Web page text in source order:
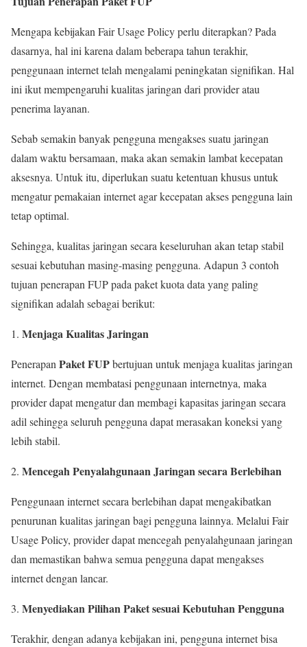
Mengapa kebijakan Fair Usage Policy perlu diterapkan? Pada
dasarnya, hal ini karena dalam beberapa tahun terakhir,
penggunaan internet telah mengalami peningkatan signifikan. Hal
ini ikut mempengaruhi kualitas jaringan dari provider atau
penerima layanan.
Sebab semakin banyak pengguna mengakses suatu jaringan
dalam waktu bersamaan, maka akan semakin lambat kecepatan
aksesnya. Untuk itu, diperlukan suatu ketentuan khusus untuk
mengatur pemakaian internet agar kecepatan akses pengguna lain
tetap optimal.
Sehingga, kualitas jaringan secara keseluruhan akan tetap stabil
sesuai kebutuhan masing-masing pengguna. Adapun 3 contoh
tujuan penerapan FUP pada paket kuota data yang paling
signifikan adalah sebagai berikut:
Menjaga Kualitas Jaringan
PenerapanPaket FUPbertujuan untuk menjaga kualitas jaringan
internet. Dengan membatasi penggunaan internetnya, maka
provider dapat mengatur dan membagi kapasitas jaringan secara
adil sehingga seluruh pengguna dapat merasakan koneksi yang
lebih stabil.
Mencegah Penyalahgunaan Jaringan secara Berlebihan
Penggunaan internet secara berlebihan dapat mengakibatkan
penurunan kualitas jaringan bagi pengguna lainnya. Melalui Fair
Usage Policy, provider dapat mencegah penyalahgunaan jaringan
dan memastikan bahwa semua pengguna dapat mengakses
internet dengan lancar.
Menyediakan Pilihan Paket sesuai Kebutuhan Pengguna
Terakhir, dengan adanya kebijakan ini, pengguna internet bisa